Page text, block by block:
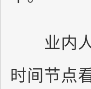
业内人
时间节点